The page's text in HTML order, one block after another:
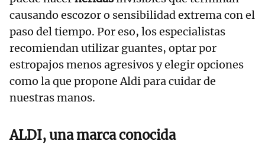
causando escozor o sensibilidad extrema con el
paso del tiempo. Por eso, los especialistas
recomiendan utilizar guantes, optar por
estropajos menos agresivos y elegir opciones
como la que propone Aldi para cuidar de
nuestras manos.
ALDI, una marca conocida